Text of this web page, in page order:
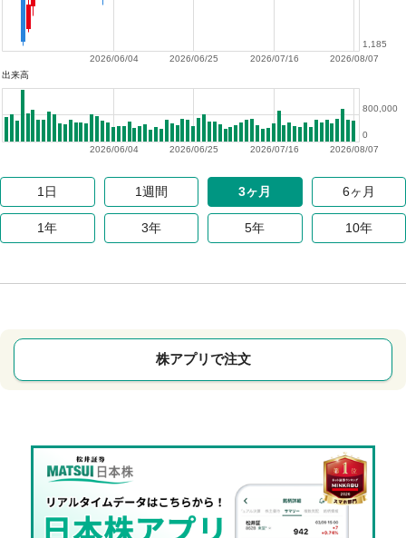
2026/08/07
2026/07/16
2026/06/25
2026/06/04
1,185
出来高
2026/08/07
2026/07/16
2026/06/25
2026/06/04
0
800,000
1日 1週間 3ヶ月 6ヶ月
1年 3年 5年 10年
株アプリで注文